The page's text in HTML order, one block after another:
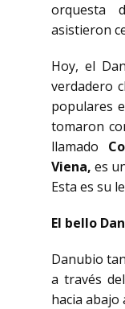
orquesta
asistieron
Hoy, el
verdadero
populares
tomaron
llamado
Viena, es
Esta es su
El bello
Danubio
a través
hacia abajo